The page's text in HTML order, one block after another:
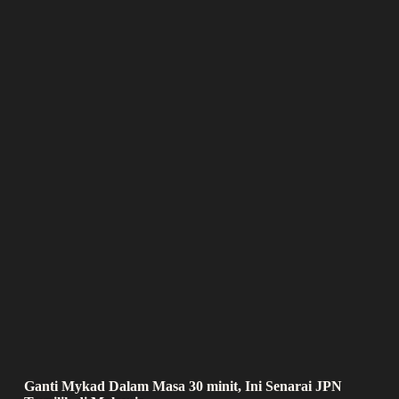
Ganti Mykad Dalam Masa 30 minit, Ini Senarai JPN